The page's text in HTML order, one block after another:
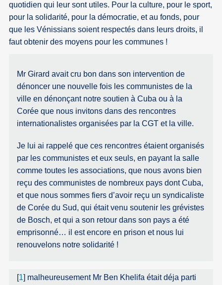
quotidien qui leur sont utiles. Pour la culture, pour le sport,
pour la solidarité, pour la démocratie, et au fonds, pour
que les Vénissians soient respectés dans leurs droits, il
faut obtenir des moyens pour les communes !
Mr Girard avait cru bon dans son intervention de
dénoncer une nouvelle fois les communistes de la
ville en dénonçant notre soutien à Cuba ou à la
Corée que nous invitons dans des rencontres
internationalistes organisées par la CGT et la ville.
Je lui ai rappelé que ces rencontres étaient organisés
par les communistes et eux seuls, en payant la salle
comme toutes les associations, que nous avons bien
reçu des communistes de nombreux pays dont Cuba,
et que nous sommes fiers d’avoir reçu un syndicaliste
de Corée du Sud, qui était venu soutenir les grévistes
de Bosch, et qui a son retour dans son pays a été
emprisonné… il est encore en prison et nous lui
renouvelons notre solidarité !
[1] malheureusement Mr Ben Khelifa était déja parti